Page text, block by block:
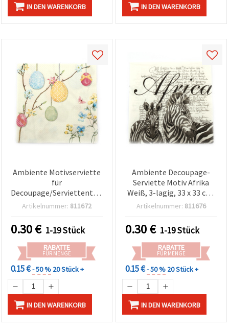
IN DEN WARENKORB IN DEN WARENKORB
Ambiente Motivserviette
für
Decoupage/Serviettentechnik,
33 x 33 cm, 3‑lagig, Design
Artikelnummer: 811672
0.30€ 1-19 Stück
RABATTE
FÜR MENGE
0.15 €- 50 % 20 Stück +
IN DEN WARENKORB
Ambiente Decoupage-
Serviette Motiv Afrika
Weiß, 3-lagig, 33 x 33 cm,
1 Stück
Artikelnummer: 811676
0.30€ 1-19 Stück
RABATTE
FÜR MENGE
0.15 €- 50 % 20 Stück +
IN DEN WARENKORB